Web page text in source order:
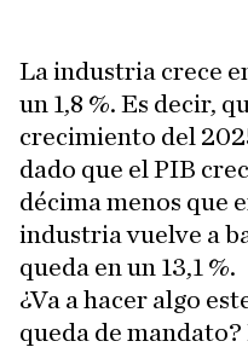
La industria crece
un 1,8 %. Es decir,
crecimiento del
dado que el PIB
décima menos que
industria vuelve a
queda en un 13,1 %.
¿Va a hacer algo
queda de